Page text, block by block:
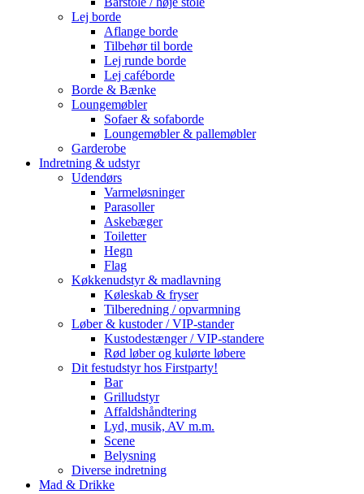
Lej borde
Aflange borde
Tilbehør til borde
Lej runde borde
Lej caféborde
Borde & Bænke
Loungemøbler
Sofaer & sofaborde
Loungemøbler & pallemøbler
Garderobe
Indretning & udstyr
Udendørs
Varmeløsninger
Parasoller
Askebæger
Toiletter
Hegn
Flag
Køkkenudstyr & madlavning
Køleskab & fryser
Tilberedning / opvarmning
Løber & kustoder / VIP-stander
Kustodestænger / VIP-standere
Rød løber og kulørte løbere
Dit festudstyr hos Firstparty!
Bar
Grilludstyr
Affaldshåndtering
Lyd, musik, AV m.m.
Scene
Belysning
Diverse indretning
Mad & Drikke